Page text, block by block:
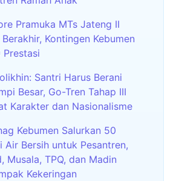
Pramuka MTs Jateng II
Berakhir, Kontingen Kebumen
Prestasi
Santri Harus Berani
Besar, Go-Tren Tahap III
Karakter dan Nasionalisme
Kebumen Salurkan 50
Air Bersih untuk Pesantren,
Musala, TPQ, dan Madin
Kekeringan